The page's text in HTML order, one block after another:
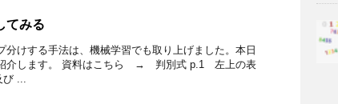
てみる
分けする手法は、機械学習でも取り上げました。本日
紹介します。 資料はこちら → 判別式 p.1 左上の表
...